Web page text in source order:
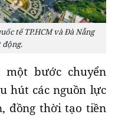
tế TP.HCM và Đà Nẵng
bước chuyển
hút các nguồn lực
đồng thời tạo tiền